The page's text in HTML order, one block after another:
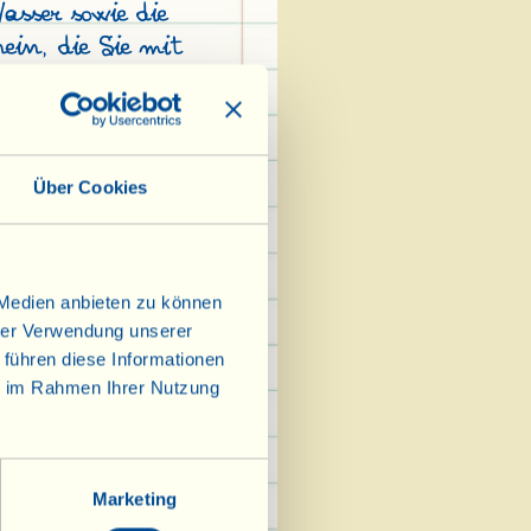
Über Cookies
anbieten zu können
Verwendung unserer
diese Informationen
Rahmen Ihrer Nutzung
Marketing
sowie die
die Sie mit
mit der
- wenig auf
in
Sie kleine,
dem Backbrett
daraus.
eine